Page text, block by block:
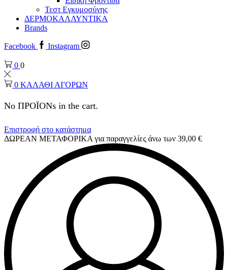
Τεστ Εγκυμοσύνης
ΔΕΡΜΟΚΑΛΛΥΝΤΙΚΑ
Brands
Facebook Instagram
0 0
0 ΚΑΛΑΘΙ ΑΓΟΡΩΝ
No ΠΡΟΪΟΝs in the cart.
Επιστροφή στο κατάστημα
ΔΩΡΕΑΝ ΜΕΤΑΦΟΡΙΚΑ για παραγγελίες άνω των 39,00 €